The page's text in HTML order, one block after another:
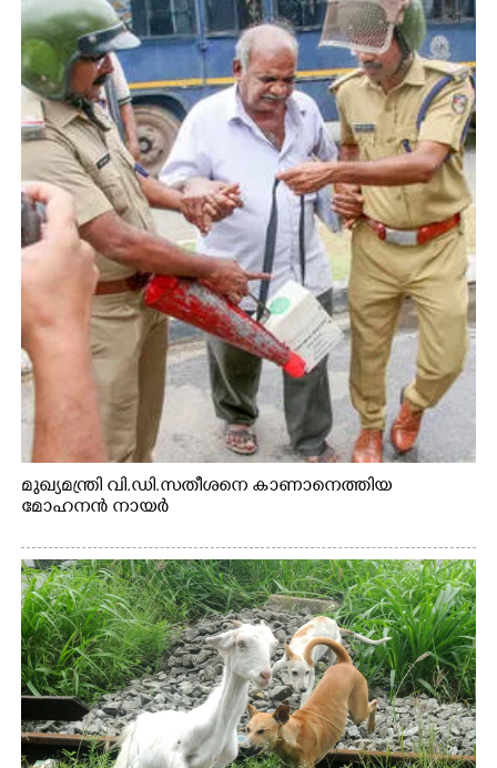
മുഖ്യമന്ത്രി വി.ഡി.സതീശനെ കാണാനെത്തിയ
മോഹനൻ നായർ